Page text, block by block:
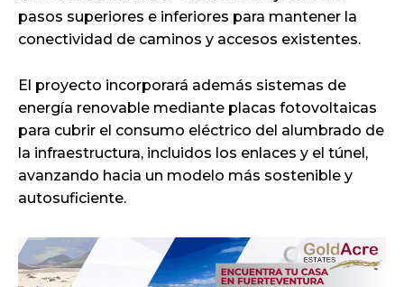
pasos superiores e inferiores para mantener la
conectividad de caminos y accesos existentes.
El proyecto incorporará además sistemas de
energía renovable mediante placas fotovoltaicas
para cubrir el consumo eléctrico del alumbrado de
la infraestructura, incluidos los enlaces y el túnel,
avanzando hacia un modelo más sostenible y
autosuficiente.